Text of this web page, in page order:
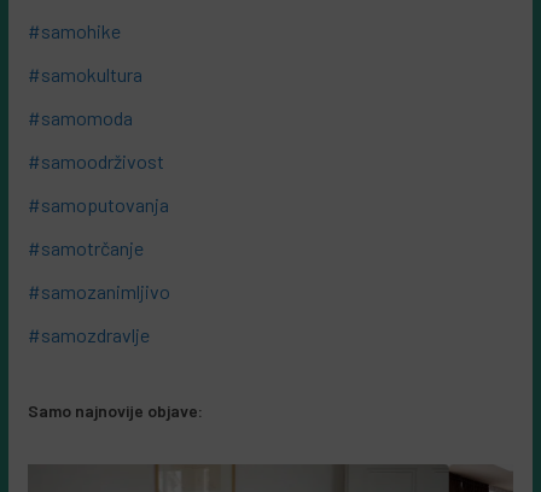
#samohike
#samokultura
#samomoda
#samoodrživost
#samoputovanja
#samotrčanje
#samozanimljivo
#samozdravlje
Samo najnovije objave: